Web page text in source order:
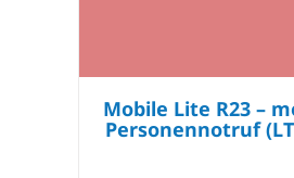
Mobile Lite R23 –
Personennotruf